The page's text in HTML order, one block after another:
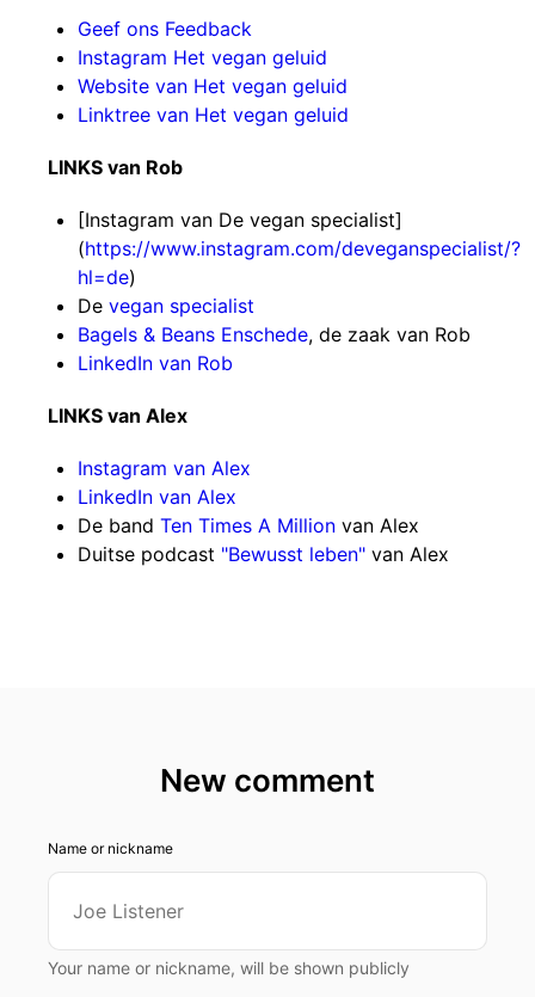
Geef ons Feedback
Instagram Het vegan geluid
Website van Het vegan geluid
Linktree van Het vegan geluid
LINKS van Rob
[Instagram van De vegan specialist]
(https://www.instagram.com/deveganspecialist/?
hl=de)
De vegan specialist
Bagels & Beans Enschede, de zaak van Rob
LinkedIn van Rob
LINKS van Alex
Instagram van Alex
LinkedIn van Alex
De band Ten Times A Million van Alex
Duitse podcast "Bewusst leben" van Alex
New comment
Name or nickname
Your name or nickname, will be shown publicly